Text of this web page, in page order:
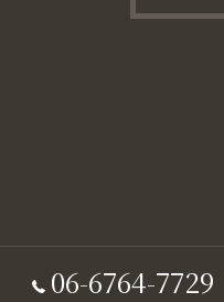
06-6764-7729